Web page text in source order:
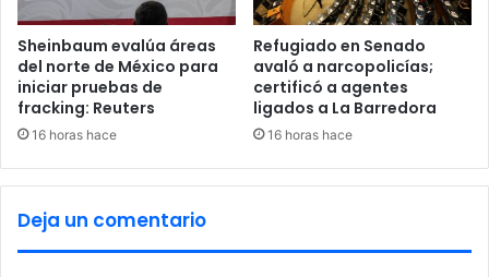
l
e
s
s
h
e
p
á
t
s
,
Sheinbaum evalúa áreas
del norte de México para
iniciar pruebas de
fracking: Reuters
16 horas hace
Refugiado en Senado
avaló a narcopolicías;
certificó a agentes
ligados a La Barredora
16 horas hace
Deja un comentario